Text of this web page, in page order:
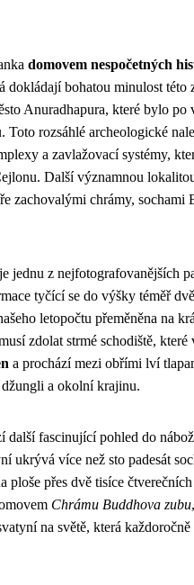
domovem nespočetných
dokládají bohatou minulost této
Anuradhapura, které bylo po
rozsáhlé archeologické
a zavlažovací systémy,
Další významnou
zachovalými chrámy, sochami
jednu z nejfotografovanějších
tyčící se do výšky téměř
letopočtu přeměněna na
zdolat strmé schodiště, které
a prochází mezi obřími lví
a okolní krajinu.
další fascinující pohled do
ukrývá více než sto padesát
ploše přes dvě tisíce
Chrámu Buddhova zubu
na světě, která